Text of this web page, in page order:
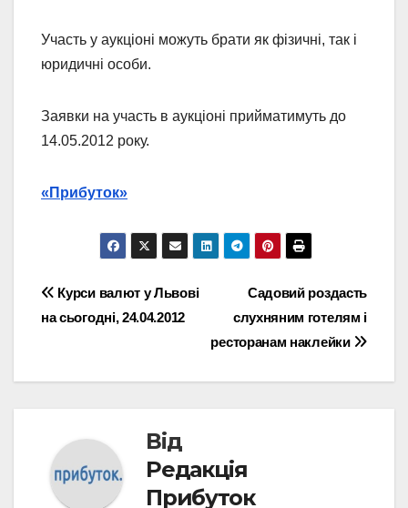
Участь у аукціоні можуть брати як фізичні, так і
юридичні особи.
Заявки на участь в аукціоні прийматимуть до
14.05.2012 року.
«Прибуток»
Навігація
записів
Садовий роздасть
слухняним готелям і
ресторанам наклейки
Курси валют у Львові
на сьогодні, 24.04.2012
Від
Редакція
Прибуток